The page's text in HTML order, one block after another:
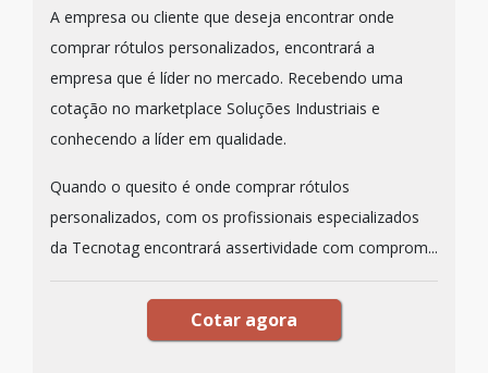
A empresa ou cliente que deseja encontrar onde
comprar rótulos personalizados, encontrará a
empresa que é líder no mercado. Recebendo uma
cotação no marketplace Soluções Industriais e
conhecendo a líder em qualidade.
Quando o quesito é onde comprar rótulos
personalizados, com os profissionais especializados
da Tecnotag encontrará assertividade com comprom...
Cotar agora